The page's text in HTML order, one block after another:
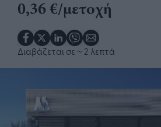
0,36 €/μετοχή
Διαβάζεται σε ~ 2 λεπτά